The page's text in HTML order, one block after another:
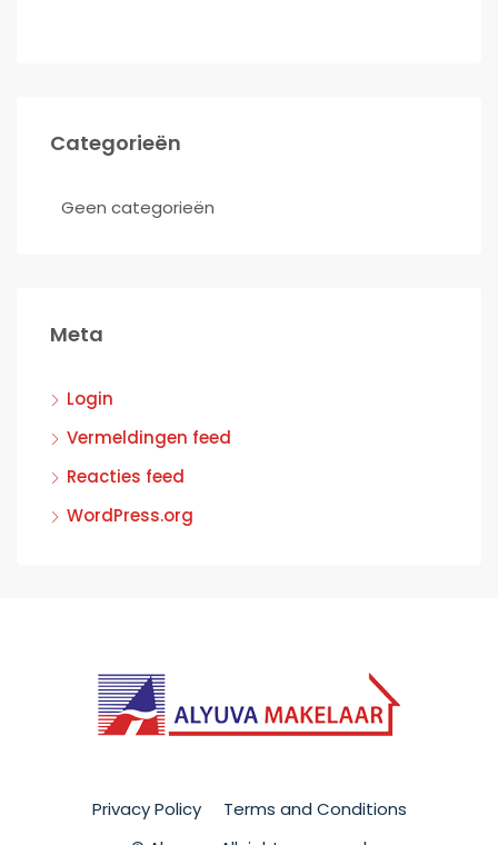
Categorieën
Geen categorieën
Meta
Login
Vermeldingen feed
Reacties feed
WordPress.org
Privacy Policy
Terms and Conditions